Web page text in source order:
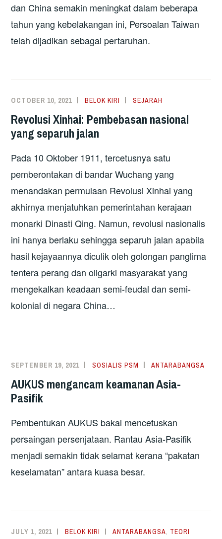
dan China semakin meningkat dalam beberapa
tahun yang kebelakangan ini, Persoalan Taiwan
telah dijadikan sebagai pertaruhan.
OCTOBER 10, 2021 BELOK KIRI SEJARAH
Revolusi Xinhai: Pembebasan nasional
yang separuh jalan
Pada 10 Oktober 1911, tercetusnya satu
pemberontakan di bandar Wuchang yang
menandakan permulaan Revolusi Xinhai yang
akhirnya menjatuhkan pemerintahan kerajaan
monarki Dinasti Qing. Namun, revolusi nasionalis
ini hanya berlaku sehingga separuh jalan apabila
hasil kejayaannya diculik oleh golongan panglima
tentera perang dan oligarki masyarakat yang
mengekalkan keadaan semi-feudal dan semi-
kolonial di negara China…
SEPTEMBER 19, 2021 SOSIALIS PSM ANTARABANGSA
AUKUS mengancam keamanan Asia-
Pasifik
Pembentukan AUKUS bakal mencetuskan
persaingan persenjataan. Rantau Asia-Pasifik
menjadi semakin tidak selamat kerana “pakatan
keselamatan” antara kuasa besar.
JULY 1, 2021 BELOK KIRI ANTARABANGSA, TEORI